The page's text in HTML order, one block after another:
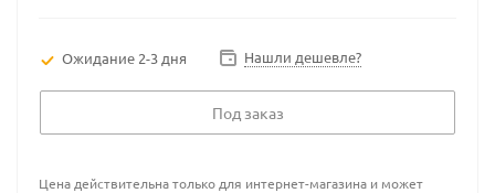
Ожидание 2-3 дня Нашли дешевле?
Под заказ
Цена действительна только для интернет-магазина и может